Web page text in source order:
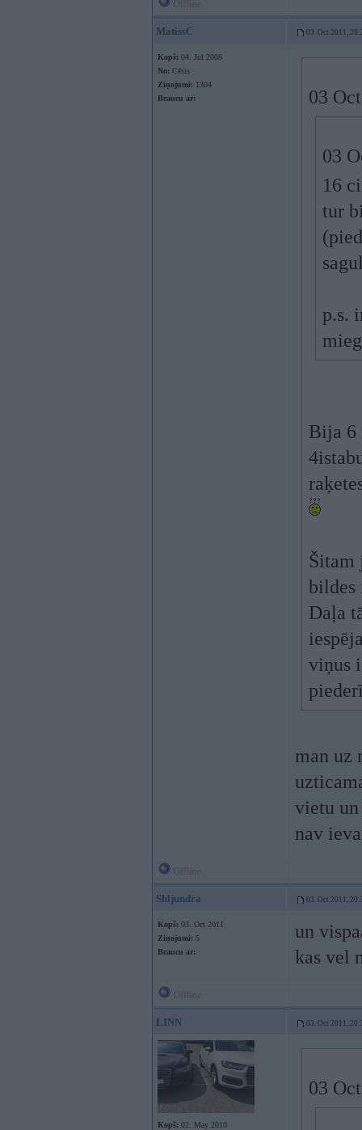
MatissC 03. Oct 2011,
Kopš: 04. Jul 2008
No: Cēsis
Ziņojumi: 1304
Braucu ar:
03
03
16
tur
p.s.
Bija 6
Šitam
bildes
Daļa
viņus
man uz
vietu
nav
Shljundra 03. Oct 2011,
Kopš: 03. Oct 2011
Ziņojumi: 5
Braucu ar:
un
kas vel
LINN 03. Oct 2011,
Kopš: 02. May 2010
03